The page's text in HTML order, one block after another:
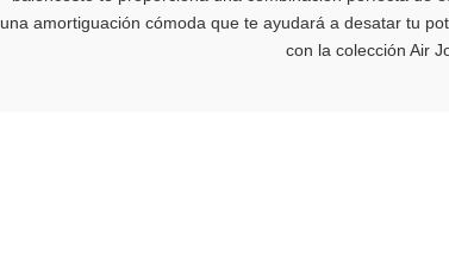
una amortiguación cómoda que te ayudará a desatar tu
con la colección Air